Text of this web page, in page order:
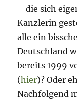
– die sich
Kanzlerin
alle ein
Deutschland
bereits 1999
(hier)? Oder
Nachfolgend